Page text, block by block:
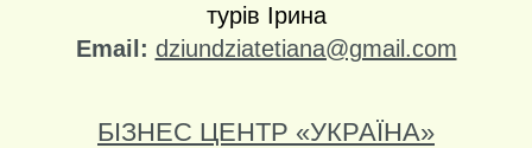
турів Ірина
Email: dziundziatetiana@gmail.com
БІЗНЕС ЦЕНТР «УКРАЇНА»